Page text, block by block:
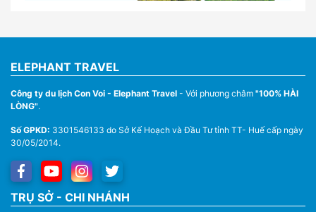
Thuê Xe Du Lịch Tại Huế – Từ 4 Chỗ Đến 45 Chỗ
ELEPHANT TRAVEL
Công ty du lịch Con Voi - Elephant Travel - Với phương châm "100% HÀI
LÒNG".
Số GPKD: 3301546133 do Sở Kế Hoạch và Đầu Tư tỉnh TT- Huế cấp ngày
30/05/2014.
TRỤ SỞ - CHI NHÁNH